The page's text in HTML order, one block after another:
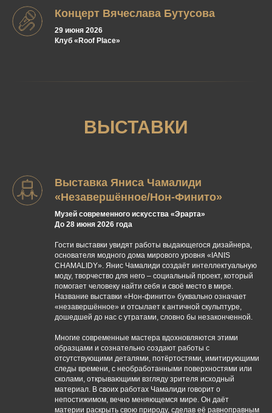
Концерт Вячеслава Бутусова
29 июня 2026
Клуб «Roof Place»
ВЫСТАВКИ
Выставка Яниса Чамалиди
«Незавершённое/Нон-Финито»
Музей современного искусства «Эрарта»
До 28 июня 2026 года
Гости выставки увидят работы выдающегося дизайнера,
основателя модного дома мирового уровня «IANIS
CHAMALIDY». Янис Чамалиди создаёт интеллектуальную
моду, творчество для него – социальный проект, который
помогает человеку найти себя и своё место в мире.
Название выставки «Нон-финито» буквально означает
«незавершённое» и отсылает к античной скульптуре,
дошедшей до нас с утратами, словно бы незаконченной.
Многие современные мастера вдохновляются этими
образцами и сознательно создают работы с
отсутствующими деталями, потёртостями, имитирующими
следы времени, с необработанными поверхностями или
сколами, открывающими взгляду зрителя исходный
материал. В своих работах Чамалиди говорит о
непостижимом, вечно меняющемся мире. Он даёт
материи раскрыть свою природу, сделав её равноправным